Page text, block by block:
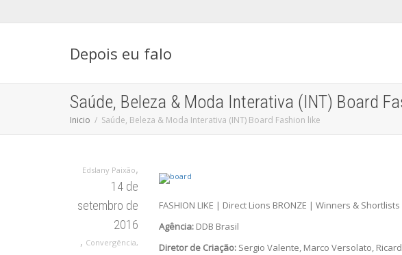
Depois eu falo
Saúde, Beleza & Moda Interativa (INT) Board
Inicio Saúde, Beleza & Moda Interativa (INT) Board Fashion like
Edslany Paixão,
14 de
setembro de
2016
, Convergência,
FASHION LIKE | Direct Lions BRONZE | Winners &
Agência: DDB Brasil
Diretor de Criação: Sergio Valente, Marco Versolato,